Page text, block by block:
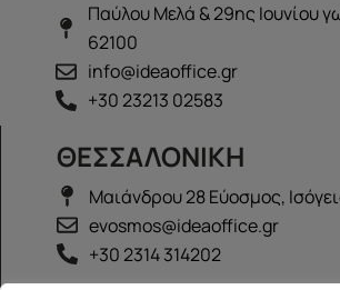
Παύλου Μελά & 29ης Ιουνίου
62100
info@ideaoffice.gr
+30 23213 02583
ΘΕΣΣΑΛΟΝΙΚΗ
Μαιάνδρου 28 Εύοσμος,
evosmos@ideaoffice.gr
+30 2314 314202